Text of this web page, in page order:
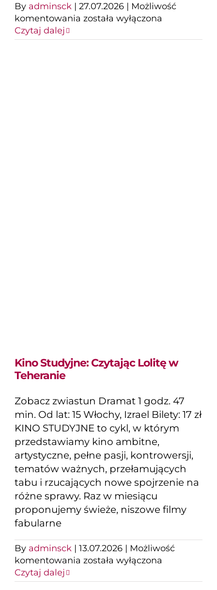
By adminsck | 27.07.2026 | Możliwość
komentowania Wszyscy
wrogowie
została wyłączona
Czytaj dalej
Kino Studyjne: Czytając Lolitę w
Teheranie
Zobacz zwiastun Dramat 1 godz. 47
min. Od lat: 15 Włochy, Izrael Bilety: 17 zł
KINO STUDYJNE to cykl, w którym
przedstawiamy kino ambitne,
artystyczne, pełne pasji, kontrowersji,
tematów ważnych, przełamujących
tabu i rzucających nowe spojrzenie na
różne sprawy. Raz w miesiącu
proponujemy świeże, niszowe filmy
fabularne
By adminsck | 13.07.2026 | Możliwość
komentowania Kino
Czytając
została wyłączona
Czytaj dalej